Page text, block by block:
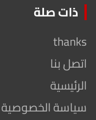
ذات صلة
thanks
اتصل بنا
الرئيسية
سياسة الخصوصية